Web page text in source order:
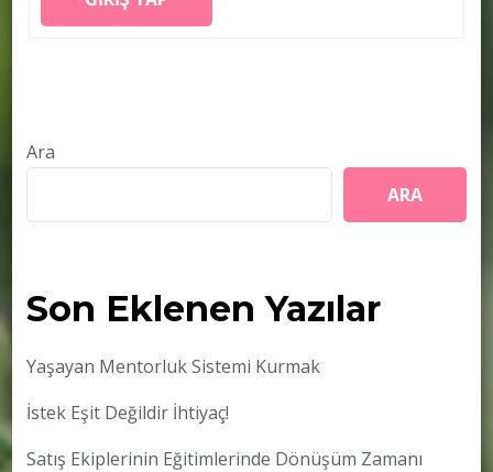
Ara
ARA
Son Eklenen Yazılar
Yaşayan Mentorluk Sistemi Kurmak
İstek Eşit Değildir İhtiyaç!
Satış Ekiplerinin Eğitimlerinde Dönüşüm Zamanı